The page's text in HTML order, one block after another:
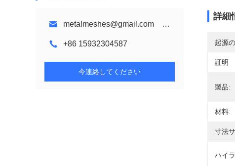
metalmeshes@gmail.com karen@bmmetalmesh.com
+86 15932304587
今連絡してください
詳細
起源
証明
製品:
材料:
寸法
ハイ